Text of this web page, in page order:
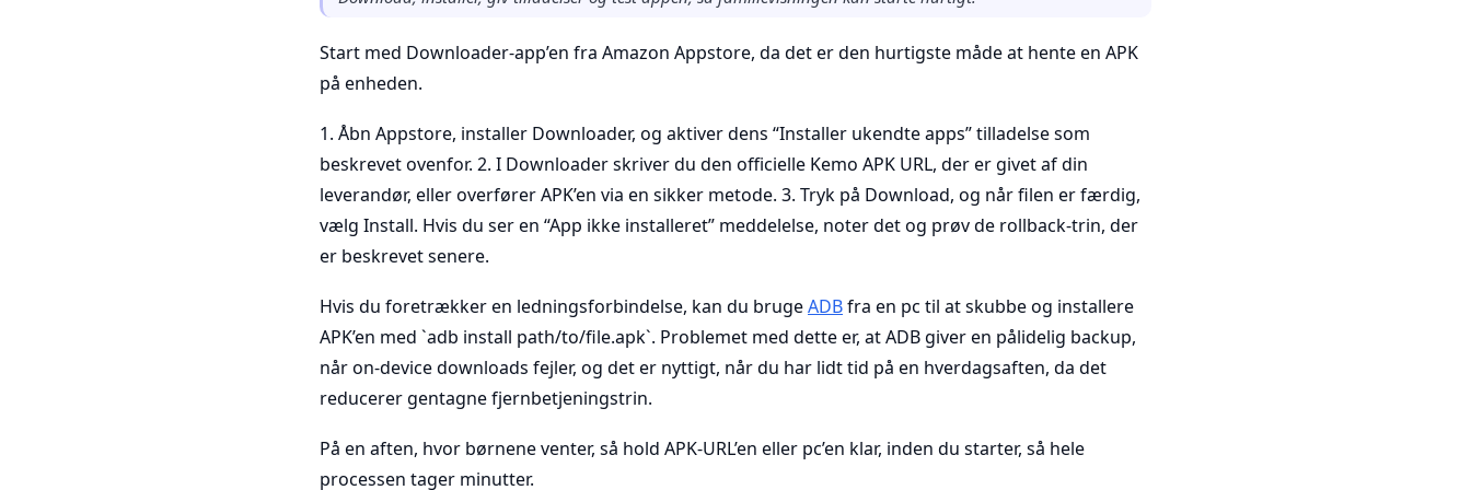
Start med Downloader-app’en fra Amazon Appstore, da det er den hurtigste måde at hente en APK
på enheden.
1. Åbn Appstore, installer Downloader, og aktiver dens “Installer ukendte apps” tilladelse som
beskrevet ovenfor. 2. I Downloader skriver du den officielle Kemo APK URL, der er givet af din
leverandør, eller overfører APK’en via en sikker metode. 3. Tryk på Download, og når filen er færdig,
vælg Install. Hvis du ser en “App ikke installeret” meddelelse, noter det og prøv de rollback-trin, der
er beskrevet senere.
Hvis du foretrækker en ledningsforbindelse, kan du brugeADBfra en pc til at skubbe og installere
APK’en med `adb install path/to/file.apk`. Problemet med dette er, at ADB giver en pålidelig backup,
når on-device downloads fejler, og det er nyttigt, når du har lidt tid på en hverdagsaften, da det
reducerer gentagne fjernbetjeningstrin.
På en aften, hvor børnene venter, så hold APK-URL’en eller pc’en klar, inden du starter, så hele
processen tager minutter.